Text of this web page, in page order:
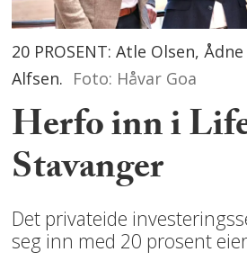
20 PROSENT: Atle Olsen,
Alfsen. Foto: Håvar Goa
Herfo inn i
Stavanger
Det privateide
seg inn med 20 prosent